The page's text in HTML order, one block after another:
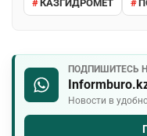
КАЗГИДРОМЕТ
ПОДПИШИТЕСЬ
Новости в